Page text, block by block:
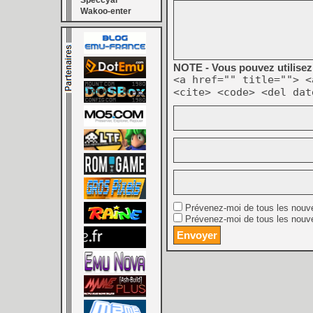
Wakoo-enter
NOTE - Vous pouvez
<a href="" title="">
<cite> <code> <del
Prévenez-moi de tous les
Prévenez-moi de tous les